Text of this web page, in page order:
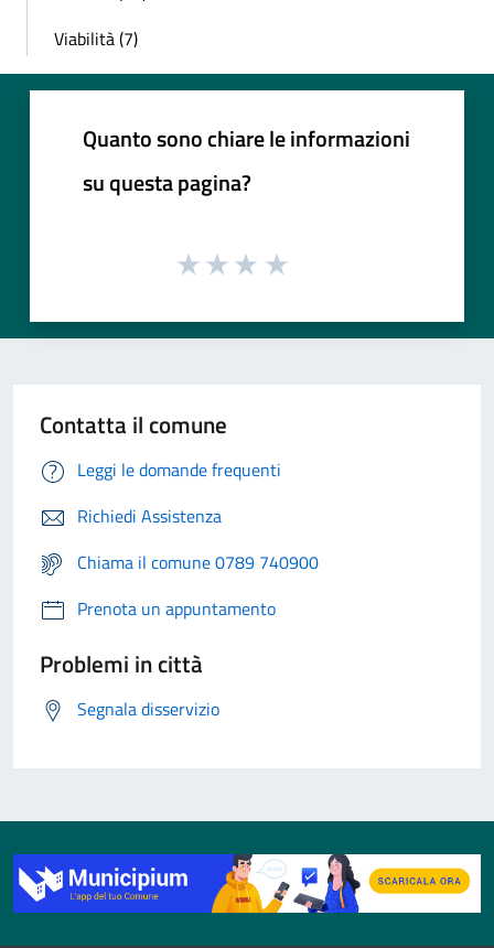
Viabilità (7)
Quanto sono chiare le informazioni
su questa pagina?
Contatta il comune
Leggi le domande frequenti
Richiedi Assistenza
Chiama il comune 0789 740900
Prenota un appuntamento
Problemi in città
Segnala disservizio